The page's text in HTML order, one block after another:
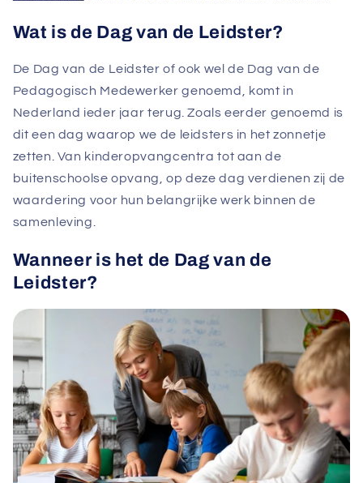
Wat is de Dag van de Leidster?
De Dag van de Leidster of ook wel de Dag van de
Pedagogisch Medewerker genoemd, komt in
Nederland ieder jaar terug. Zoals eerder genoemd is
dit een dag waarop we de leidsters in het zonnetje
zetten. Van kinderopvangcentra tot aan de
buitenschoolse opvang, op deze dag verdienen zij de
waardering voor hun belangrijke werk binnen de
samenleving.
Wanneer is het de Dag van de
Leidster?